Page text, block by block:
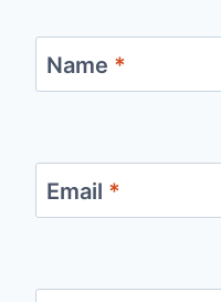
Name *
Email *